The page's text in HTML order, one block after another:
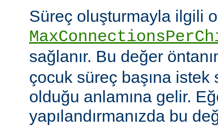
Süreç oluşturmayla ilgili
sağlanır. Bu değer
çocuk süreç başına istek
olduğu anlamına gelir.
yapılandırmanızda bu